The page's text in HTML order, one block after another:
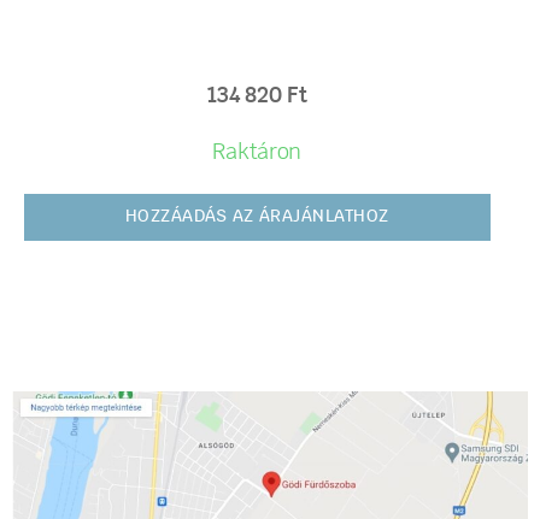
134 820 Ft
Raktáron
HOZZÁADÁS AZ ÁRAJÁNLATHOZ